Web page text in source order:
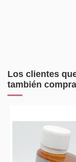
Los clientes
también